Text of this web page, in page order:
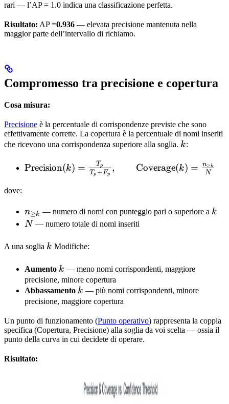
rari — l’AP = 1.0 indica una classificazione perfetta.
Risultato: AP =0.936 — elevata precisione mantenuta nella
maggior parte dell’intervallo di richiamo.
Compromesso tra precisione e copertura
Cosa misura:
Precisione è la percentuale di corrispondenze previste che sono
effettivamente corrette. La copertura è la percentuale di nomi inseriti
che ricevono una corrispondenza superiore alla soglia. k
k:
\text{Precision}
\qquad
\text{Coverage}
\frac{n_{\geq
Precision(k) = Tp + Fp
Tp , Coverage(k) = N
n≥k
dove:
n_{\geq
k}
n≥k — numero di nomi con punteggio pari o superiore a k
k
N
N — numero totale di nomi inseriti
A una soglia k
k Modifiche:
Aumento k
k — meno nomi corrispondenti, maggiore
precisione, minore copertura
Abbassamento k
k — più nomi corrispondenti, minore
precisione, maggiore copertura
Un punto di funzionamento (Punto operativo) rappresenta la coppia
specifica (Copertura, Precisione) alla soglia da voi scelta — ossia il
punto della curva in cui decidete di operare.
Risultato: